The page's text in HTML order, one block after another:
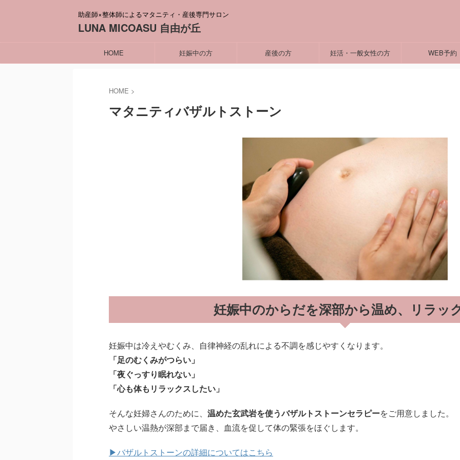
助産師×整体師によるマタニティ・産後専門サロン
LUNA MICOASU 自由が丘
HOME 妊娠中の方 産後の方 妊活・一般女性の方 WEB予約
HOME >
マタニティバザルトストーン
妊娠中のからだを深部から温め、リラッ
妊娠中は冷えやむくみ、自律神経の乱れによる不調を感じやすくなります。
「足のむくみがつらい」
「夜ぐっすり眠れない」
「心も体もリラックスしたい」
そんな妊婦さんのために、 温めた玄武岩を使うバザルトストーンセラピーをご用意しました。
やさしい温熱が深部まで届き、血流を促して体の緊張をほぐします。
▶バザルトストーンの詳細についてはこちら